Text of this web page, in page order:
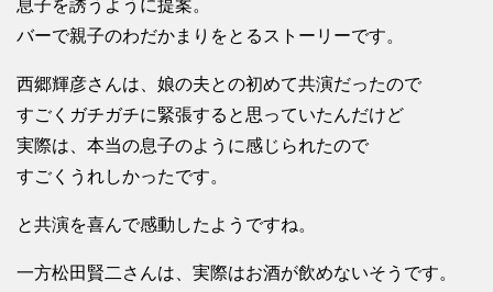
息子を誘うように提案。
バーで親子のわだかまりをとるストーリーです。
西郷輝彦さんは、娘の夫との初めて共演だったので
すごくガチガチに緊張すると思っていたんだけど
実際は、本当の息子のように感じられたので
すごくうれしかったです。
と共演を喜んで感動したようですね。
一方松田賢二さんは、実際はお酒が飲めないそうです。